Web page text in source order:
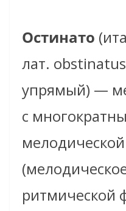
Остинато
лат.
упрямый) —
с
ритмической